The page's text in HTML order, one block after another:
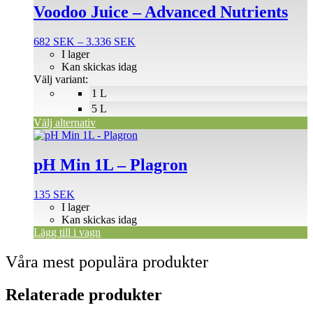
Voodoo Juice – Advanced Nutrients
682 SEK – 3.336 SEK
till
1 L
5 L
I lager
Kan skickas idag
Välj variant:
Välj alternativ
produkten
har
varianter.
olika
alternativen
på
produktsidan
pH Min 1L – Plagron
135 SEK
I lager
Kan skickas idag
Lägg till i vagn
Våra mest populära produkter
Relaterade produkter